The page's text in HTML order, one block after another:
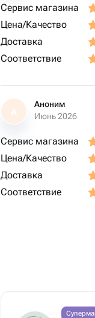
Сервис магазина
Цена/Качество
Доставка
Соответствие
А
Аноним
Июнь 2026
Сервис магазина
Цена/Качество
Доставка
Соответствие